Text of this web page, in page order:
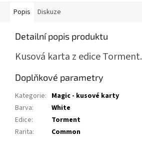
Popis Diskuze
Detailní popis produktu
Kusová karta z edice Torment.
Doplňkové parametry
Kategorie: Magic - kusové karty
Barva:
White
Edice:
Torment
Rarita: Common